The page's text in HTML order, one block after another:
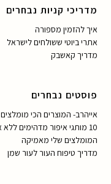
מדריכי קניות נבחרים
איך להזמין מספורה
אתרי ביוטי ששולחים לישראל
מדריך קאשבק
פוסטים נבחרים
אייהרב- המוצרים הכי מומלצים
10 מותגי איפור מדהימים ללא אכזריות
המומלצים שלי מאמיקה
מדריך טיפוח העור לעור שמן